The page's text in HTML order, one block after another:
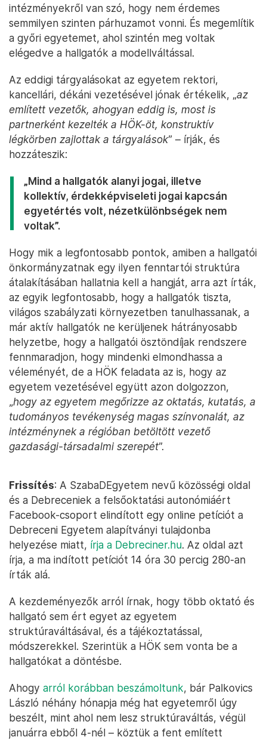
intézményekről van szó, hogy nem érdemes
semmilyen szinten párhuzamot vonni. És megemlítik
a győri egyetemet, ahol szintén meg voltak
elégedve a hallgatók a modellváltással.
Az eddigi tárgyalásokat az egyetem rektori,
kancellári, dékáni vezetésével jónak értékelik, „az
említett vezetők, ahogyan eddig is, most is
partnerként kezelték a HÖK-öt, konstruktív
légkörben zajlottak a tárgyalások” – írják, és
hozzáteszik:
„Mind a hallgatók alanyi jogai, illetve
kollektív, érdekképviseleti jogai kapcsán
egyetértés volt, nézetkülönbségek nem
voltak”.
Hogy mik a legfontosabb pontok, amiben a hallgatói
önkormányzatnak egy ilyen fenntartói struktúra
átalakításában hallatnia kell a hangját, arra azt írták,
az egyik legfontosabb, hogy a hallgatók tiszta,
világos szabályzati környezetben tanulhassanak, a
már aktív hallgatók ne kerüljenek hátrányosabb
helyzetbe, hogy a hallgatói ösztöndíjak rendszere
fennmaradjon, hogy mindenki elmondhassa a
véleményét, de a HÖK feladata az is, hogy az
egyetem vezetésével együtt azon dolgozzon,
„hogy az egyetem megőrizze az oktatás, kutatás, a
tudományos tevékenység magas színvonalát, az
intézménynek a régióban betöltött vezető
gazdasági-társadalmi szerepét”.
Frissítés: A SzabaDEgyetem nevű közösségi oldal
és a Debreceniek a felsőoktatási autonómiáért
Facebook-csoport elindított egy online petíciót a
Debreceni Egyetem alapítványi tulajdonba
helyezése miatt, írja a Debreciner.hu. Az oldal azt
írja, a ma indított petíciót 14 óra 30 percig 280-an
írták alá.
A kezdeményezők arról írnak, hogy több oktató és
hallgató sem ért egyet az egyetem
struktúraváltásával, és a tájékoztatással,
módszerekkel. Szerintük a HÖK sem vonta be a
hallgatókat a döntésbe.
Ahogy arról korábban beszámoltunk, bár Palkovics
László néhány hónapja még hat egyetemről úgy
beszélt, mint ahol nem lesz struktúraváltás, végül
januárra ebből 4-nél – köztük a fent említett